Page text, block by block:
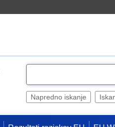
e
Napredno iskanje